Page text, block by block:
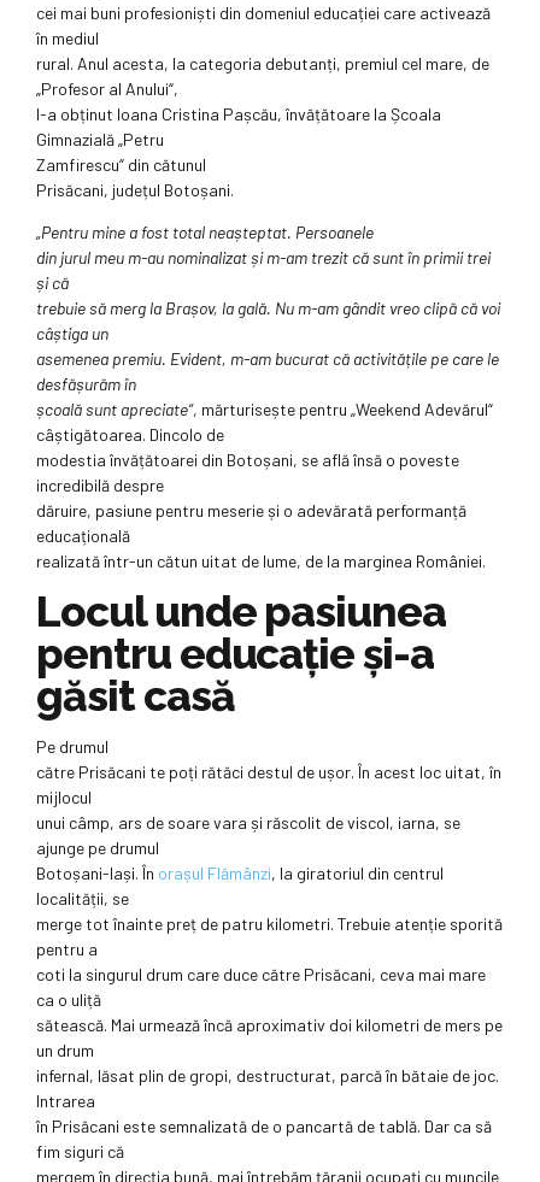
cei mai buni profesioniști din domeniul educației care activează
în mediul
rural. Anul acesta, la categoria debutanți, premiul cel mare, de
„Profesor al Anului“,
l-a obținut Ioana Cristina Pașcău, învățătoare la Școala
Gimnazială „Petru
Zamfirescu“ din cătunul
Prisăcani, județul Botoșani.
„Pentru mine a fost total neașteptat. Persoanele
din jurul meu m-au nominalizat și m-am trezit că sunt în primii trei
și că
trebuie să merg la Brașov, la gală. Nu m-am gândit vreo clipă că voi
câștiga un
asemenea premiu. Evident, m-am bucurat că activitățile pe care le
desfășurăm în
școală sunt apreciate“, mărturisește pentru „Weekend Adevărul“
câștigătoarea. Dincolo de
modestia învățătoarei din Botoșani, se află însă o poveste
incredibilă despre
dăruire, pasiune pentru meserie și o adevărată performanță
educațională
realizată într-un cătun uitat de lume, de la marginea României.
Locul unde pasiunea
pentru educație și-a
găsit casă
Pe drumul
către Prisăcani te poți rătăci destul de ușor. În acest loc uitat, în
mijlocul
unui câmp, ars de soare vara și răscolit de viscol, iarna, se
ajunge pe drumul
Botoșani-Iași. În orașul Flămânzi, la giratoriul din centrul
localității, se
merge tot înainte preț de patru kilometri. Trebuie atenție sporită
pentru a
coti la singurul drum care duce către Prisăcani, ceva mai mare
ca o uliță
sătească. Mai urmează încă aproximativ doi kilometri de mers pe
un drum
infernal, lăsat plin de gropi, destructurat, parcă în bătaie de joc.
Intrarea
în Prisăcani este semnalizată de o pancartă de tablă. Dar ca să
fim siguri că
mergem în direcția bună, mai întrebăm țăranii ocupați cu muncile